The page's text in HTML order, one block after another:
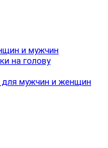
и мужчин
на голову
для мужчин и женщин